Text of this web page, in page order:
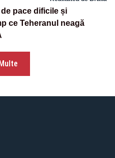
pace dificile și
ce Teheranul neagă